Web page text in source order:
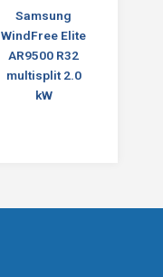
Samsung
WindFree Elite
AR9500 R32
multisplit 2.0
kW